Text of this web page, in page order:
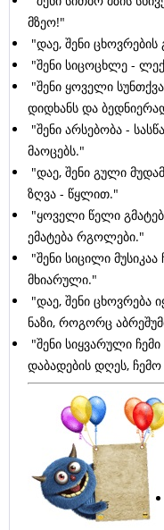
მზეო!"
"დაე, შენი
"შენი სიცოცხლე -
"შენი ყოველი
დიდხანს და
"შენი არსებობა -
მაოცებს."
"დაე, შენი გული
ზღვა - წყლით."
"ყოველი წელი
ემატება რგოლები."
"შენი სიცილი
მხიარული."
"დაე, შენი
ნაზი, როგორც
"შენი სიყვარული
დაბადების დღეს,